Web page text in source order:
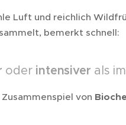
Luft und reichlich
bemerkt schnell:
oder intensiver als
von